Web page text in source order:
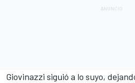
Giovinazzi siguió a lo suyo,